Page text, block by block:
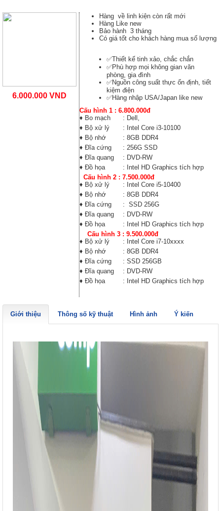
6.000.000 VND
Hàng về linh kiện còn rất mới
Hàng Like new
Bảo hành 3 tháng
Có giá tốt cho khách hàng mua số lượng
✅Thiết kế tinh xảo, chắc chắn
✅Phù hợp mọi không gian văn
phòng, gia đình
✅Nguồn công suất thực ổn định, tiết
kiệm điện
✅Hàng nhập USA/Japan like new
Cấu hình 1 : 6.800.000đ
♦ Bo mạch
: Dell,
♦ Bộ xử lý
: Intel Core i3-10100
♦ Bộ nhớ
: 8GB DDR4
♦ Đĩa cứng
: 256G SSD
♦ Đĩa quang
: DVD-RW
♦ Đồ họa
: Intel HD Graphics tích hợp
Cấu hình 2 : 7.500.000đ
♦ Bộ xử lý
: Intel Core i5-10400
♦ Bộ nhớ
: 8GB DDR4
♦ Đĩa cứng
: SSD 256G
♦ Đĩa quang
: DVD-RW
♦ Đồ họa
: Intel HD Graphics tích hợp
Cấu hình 3 : 9.500.000đ
♦ Bộ xử lý
: Intel Core i7-10xxxx
♦ Bộ nhớ
: 8GB DDR4
♦ Đĩa cứng
: SSD 256GB
♦ Đĩa quang
: DVD-RW
♦ Đồ họa
: Intel HD Graphics tích hợp
Giới thiệu Thông số kỹ thuật Hình ảnh Ý kiến